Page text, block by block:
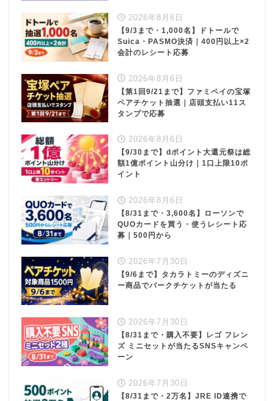
2026年8月6日
【9/3まで・1,000名】ドトールで
Suica・PASMO決済｜400円以上×2
会計のレシート応募
2026年8月6日
【第1回9/21まで】ファミペイの宝塚
ペアチケット抽選｜店頭支払い11ス
タンプで応募
2026年8月6日
【9/30まで】dポイント大還元祭は総
額1億ポイント山分け｜1口上限10ポ
イント
2026年8月6日
【8/31まで・3,600名】ローソンで
QUOカードを買う・使うレシート応
募｜500円から
2026年7月30日
【9/6まで】タカラトミーのディズニ
ー商品でパークチケットが当たる
2026年7月30日
【8/31まで・購入不要】レゴ フレン
ズ ミニセットが当たるSNSキャンペ
ーン
2026年7月30日
【8/31まで・2万名】JRE ID連携で